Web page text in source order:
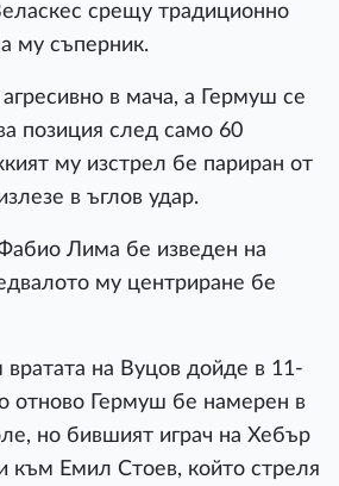
срещу традиционно
му съперник.
в мача, а Гермуш се
позиция след само 60
му изстрел бе париран от
в ъглов удар.
Лима бе изведен на
му центриране бе
вратата на Вуцов дойде в 11-
отново Гермуш бе намерен в
но бившият играч на Хебър
към Емил Стоев, който стреля